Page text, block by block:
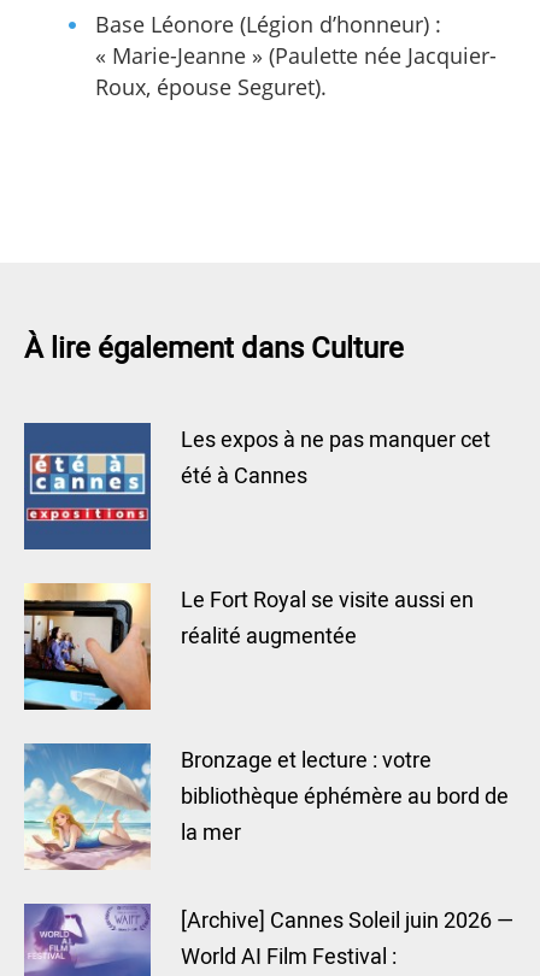
Base Léonore (Légion d’honneur) :
« Marie-Jeanne » (Paulette née Jacquier-
Roux, épouse Seguret).
À lire également dans Culture
Les expos à ne pas manquer cet
été à Cannes
Le Fort Royal se visite aussi en
réalité augmentée
Bronzage et lecture : votre
bibliothèque éphémère au bord de
la mer
[Archive] Cannes Soleil juin 2026 —
World AI Film Festival :